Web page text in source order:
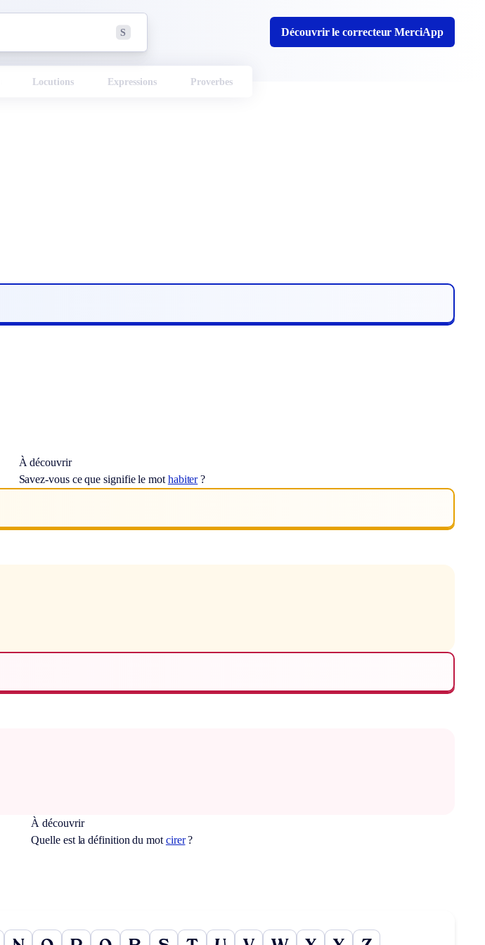
S Découvrir le correcteur MerciApp
Locutions Expressions Proverbes
À découvrir
Savez-vous ce que signifie le mot habiter?
À découvrir
Quelle est la définition du mot cirer?